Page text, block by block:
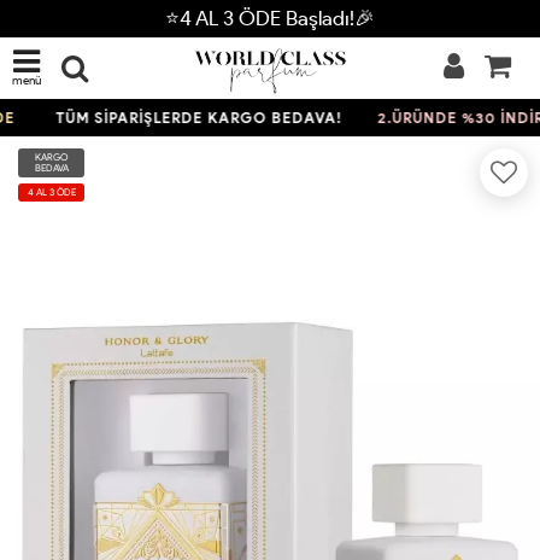
⭐4 AL 3 ÖDE Başladı!🎉
menü
TÜM SİPARİŞLERDE KARGO BEDAVA! 2.ÜRÜNDE %30
KARGO
BEDAVA
4 AL 3 ÖDE